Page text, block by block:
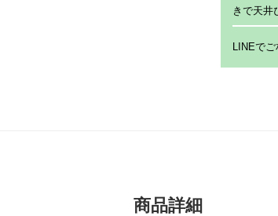
きで天井
LINEで
商品詳細